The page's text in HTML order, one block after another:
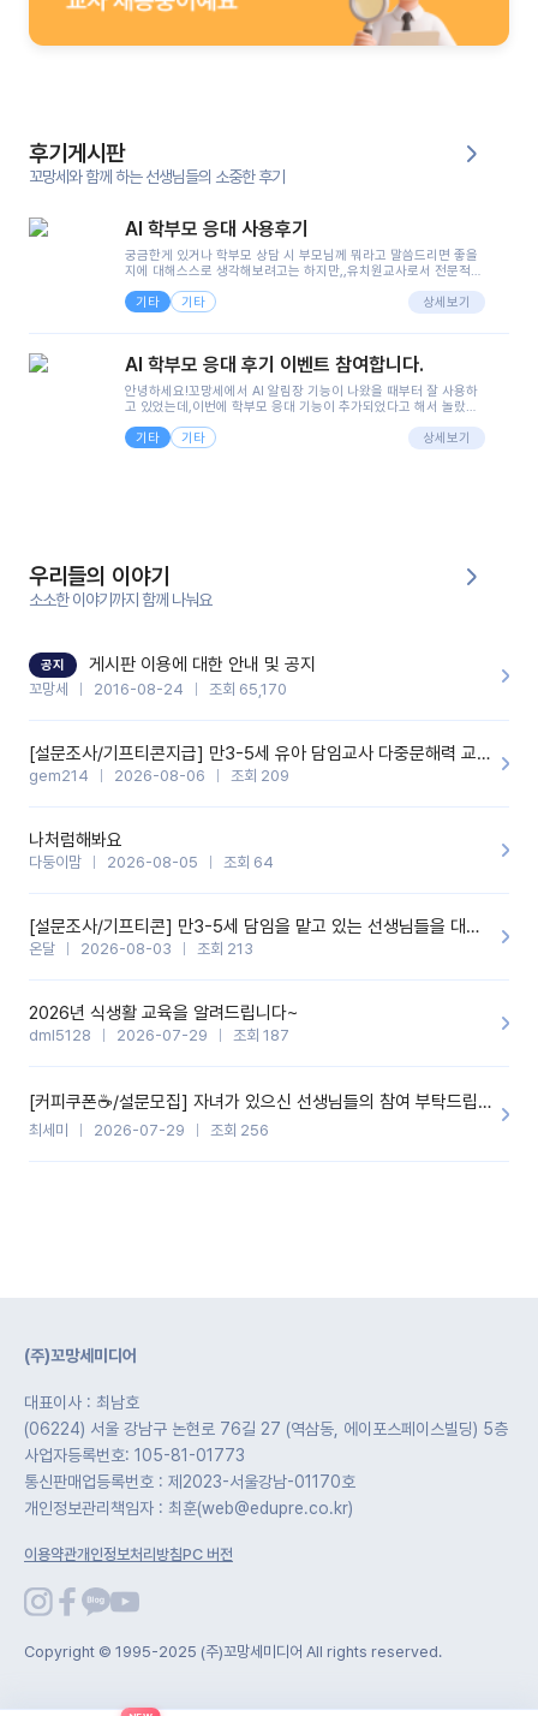
후기게시판
꼬망세와 함께 하는 선생님들의 소중한 후기
AI 학부모 응대 사용후기
궁금한게 있거나 학부모 상담 시 부모님께 뭐라고 말씀드리면 좋을
지에 대해스스로 생각해보려고는 하지만,,유치원교사로서 전문적인
려니 어려울때가...^^(저만 그런거 아니죠 ㅜㅜ)꼬망봇의 장점은 지
피티나 제미나이는 몇세이고 여자인지 남자인지 등그래도 좀 기본
정보를 제공하면서 물어봐야할 때가 있어그때마다 정보를 입력하는
으셔서 고민이 됐는데ai 학부모 응대를 써볼 수 있어서 좋았어요!앞
면..)그리고 제가 신입 때 이게 있었더라면 ㅜㅜㅜㅜ?응대 팁이 정말
좋은거 같아요지금은 그래도 아이들이 잘 이해 되지만초임 때는 정
말 어려워서 항상다른 선생님들께 도움을 요청했었거든요..ㅠ*일지
쓸 때도 좀 도움이 되는 거 같아요!
기타 기타 상세보기
AI 학부모 응대 후기 이벤트 참여합니다.
안녕하세요!꼬망세에서 AI 알림장 기능이 나왔을 때부터 잘 사용하
고 있었는데,이번에 학부모 응대 기능이 추가되었다고 해서 놀랐습
님 응대에 더 많은 부담을 느끼고 있습니다 ㅠㅠ이번에 제가 원에서
겪은 일과 학부모님께 전달드렸던 내용을 함께 보시고,저와 비슷한
을 많이 하는데,꼬망봇 덕분에 고민하는 시간을 줄이고 학부모님을
안심시킬 수 있었습니다.이 부분은 꼬망봇이 추가로 알려준 응대 tip
입니다.학부모님께 전화를 드리기 전에, 내용을 숙지하여 좀 더 전문
성 있는 교사가 되어 대화를 나눌 수 있었습니다.꼬망세 AI학부모 응
기능을 개발해 주셔서 감사합니다.
기타 기타 상세보기
우리들의 이야기
소소한 이야기까지 함께 나눠요
공지 게시판 이용에 대한 안내 및 공지
꼬망세 2016-08-24 조회 65,170
[설문조사/기프티콘지급] 만3-5세 유아 담임교사 다중문해력 교육 증진을 위한 설문조사
gem214 2026-08-06 조회 209
나처럼해봐요
다둥이맘 2026-08-05 조회 64
[설문조사/기프티콘] 만3-5세 담임을 맡고 있는 선생님들을 대상으로 설문조사를 합니다!
온달 2026-08-03 조회 213
2026년 식생활 교육을 알려드립니다~
dml5128 2026-07-29 조회 187
[커피쿠폰☕️/설문모집] 자녀가 있으신 선생님들의 참여 부탁드립니다!!
최세미 2026-07-29 조회 256
(주)꼬망세미디어
대표이사 : 최남호
(06224) 서울 강남구 논현로 76길 27 (역삼동, 에이포스페이스빌딩) 5층
사업자등록번호: 105-81-01773
통신판매업등록번호 : 제2023-서울강남-01170호
개인정보관리책임자 : 최훈(web@edupre.co.kr)
이용약관개인정보처리방침PC 버전
Copyright © 1995-2025 (주)꼬망세미디어 All rights reserved.